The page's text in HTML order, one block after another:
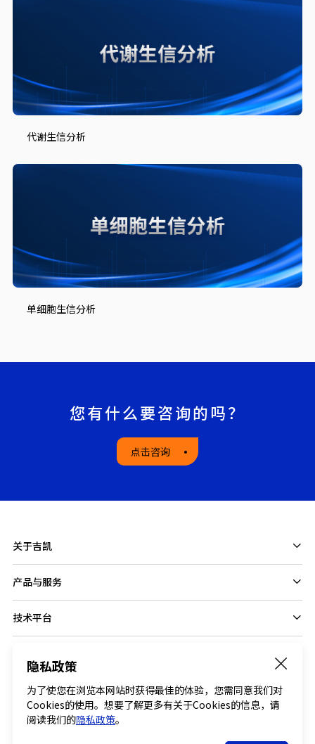
代谢生信分析
单细胞生信分析
您有什么要咨询的吗？
点击咨询
隐私政策
为了使您在浏览本网站时获得最佳的体验，您需同意我们对
Cookies的使用。想要了解更多有关于Cookies的信息，请
阅读我们的隐私政策。
关于吉凯
产品与服务
技术平台
Follow us on